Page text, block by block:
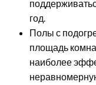
год.
Полы с
площадь
наиболее